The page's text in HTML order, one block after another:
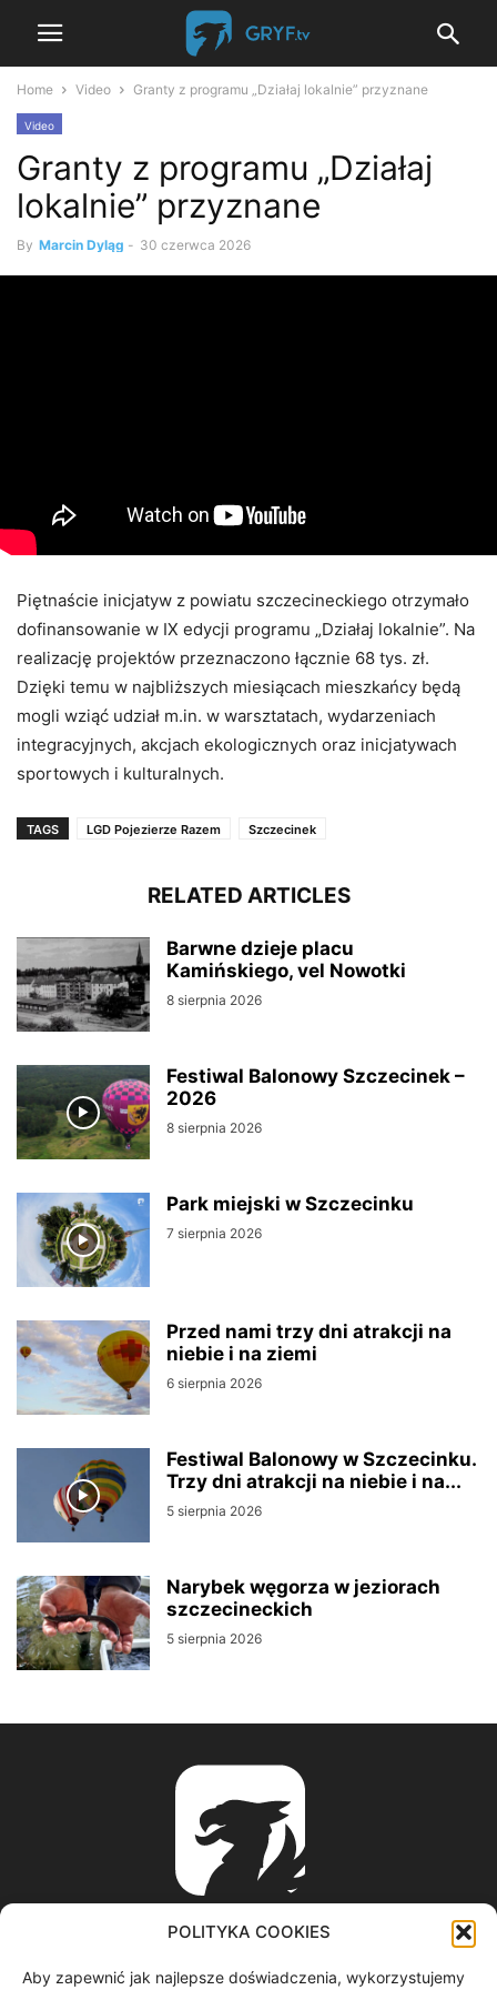
POLITYKA COOKIES
Aby zapewnić jak najlepsze doświadczenia, wykorzystujemy
Home Video Granty z programu „Działaj lokalnie” przyznane
Video
Granty z programu „Działaj
lokalnie” przyznane
By Marcin Dyląg - 30 czerwca 2026
Piętnaście inicjatyw z powiatu szczecineckiego otrzymało
dofinansowanie w IX edycji programu „Działaj lokalnie”. Na
realizację projektów przeznaczono łącznie 68 tys. zł.
Dzięki temu w najbliższych miesiącach mieszkańcy będą
mogli wziąć udział m.in. w warsztatach, wydarzeniach
integracyjnych, akcjach ekologicznych oraz inicjatywach
sportowych i kulturalnych.
TAGS LGD Pojezierze Razem Szczecinek
RELATED ARTICLES
Barwne dzieje placu
Kamińskiego, vel Nowotki
8 sierpnia 2026
Festiwal Balonowy Szczecinek –
2026
8 sierpnia 2026
Park miejski w Szczecinku
7 sierpnia 2026
Przed nami trzy dni atrakcji na
niebie i na ziemi
6 sierpnia 2026
Festiwal Balonowy w Szczecinku.
Trzy dni atrakcji na niebie i na...
5 sierpnia 2026
Narybek węgorza w jeziorach
szczecineckich
5 sierpnia 2026